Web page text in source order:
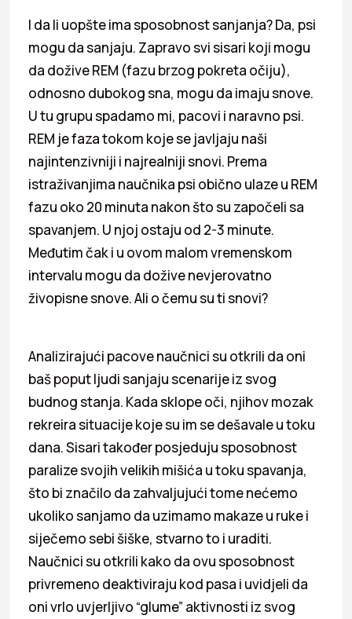
I da li uopšte ima sposobnost sanjanja? Da, psi
mogu da sanjaju. Zapravo svi sisari koji mogu
da dožive REM (fazu brzog pokreta očiju),
odnosno dubokog sna, mogu da imaju snove.
U tu grupu spadamo mi, pacovi i naravno psi.
REM je faza tokom koje se javljaju naši
najintenzivniji i najrealniji snovi. Prema
istraživanjima naučnika psi obično ulaze u REM
fazu oko 20 minuta nakon što su započeli sa
spavanjem. U njoj ostaju od 2-3 minute.
Međutim čak i u ovom malom vremenskom
intervalu mogu da dožive nevjerovatno
živopisne snove. Ali o čemu su ti snovi?
Analizirajući pacove naučnici su otkrili da oni
baš poput ljudi sanjaju scenarije iz svog
budnog stanja. Kada sklope oči, njihov mozak
rekreira situacije koje su im se dešavale u toku
dana. Sisari također posjeduju sposobnost
paralize svojih velikih mišića u toku spavanja,
što bi značilo da zahvaljujući tome nećemo
ukoliko sanjamo da uzimamo makaze u ruke i
siječemo sebi šiške, stvarno to i uraditi.
Naučnici su otkrili kako da ovu sposobnost
privremeno deaktiviraju kod pasa i uvidjeli da
oni vrlo uvjerljivo “glume” aktivnosti iz svog